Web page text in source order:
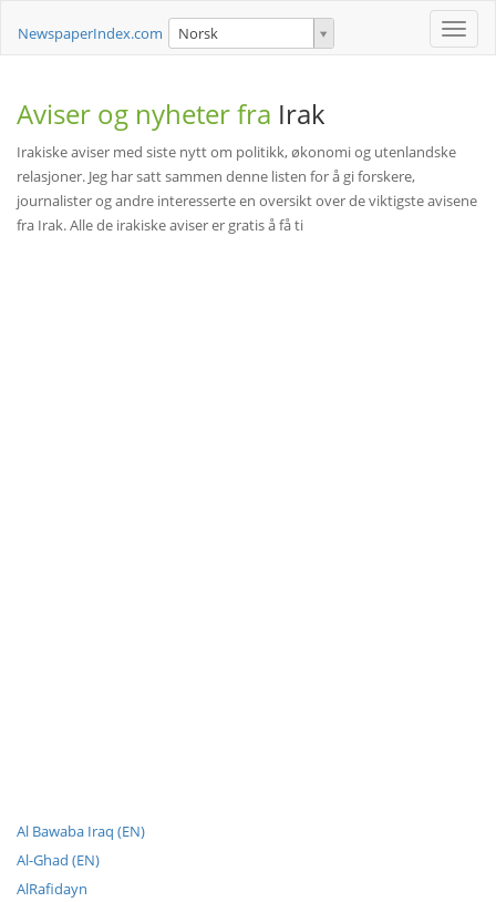
Toggle
NewspaperIndex.com Norsk
Aviser og nyheter fra Irak
Irakiske aviser med siste nytt om politikk, økonomi og utenlandske
relasjoner. Jeg har satt sammen denne listen for å gi forskere,
journalister og andre interesserte en oversikt over de viktigste avisene
fra Irak. Alle de irakiske aviser er gratis å få ti
Al Bawaba Iraq (EN)
Al-Ghad (EN)
AlRafidayn